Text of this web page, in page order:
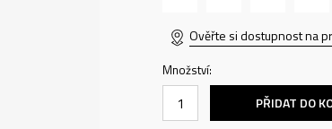
Ověřte si dostupnost na
Množství:
PŘIDAT DO